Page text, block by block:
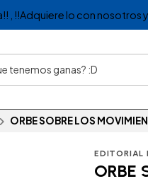
, !!Adquiere lo con
ORBE SOBRE LOS
EDITORIAL
ORBE